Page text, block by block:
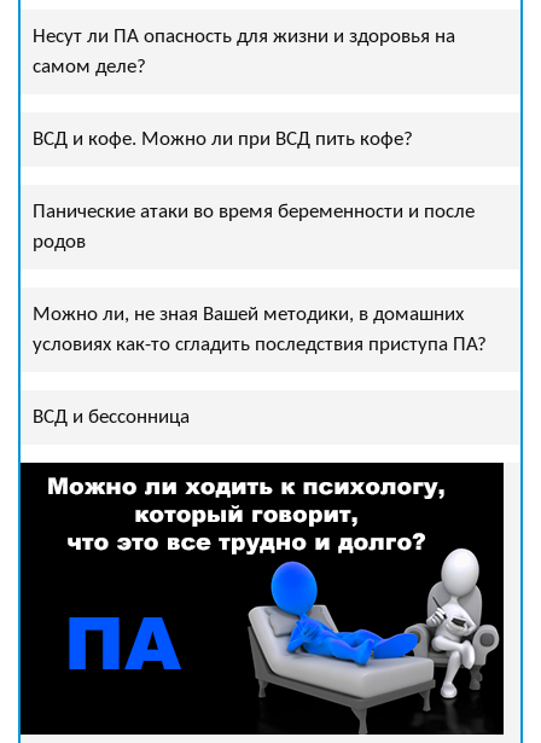
Несут ли ПА опасность для жизни и здоровья на
самом деле?
ВСД и кофе. Можно ли при ВСД пить кофе?
Панические атаки во время беременности и после
родов
Можно ли, не зная Вашей методики, в домашних
условиях как-то сгладить последствия приступа ПА?
ВСД и бессонница